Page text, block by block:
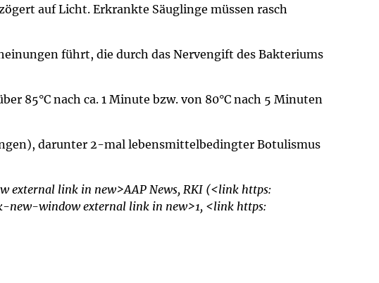
auf Licht. Erkrankte Säuglinge müssen rasch
führt, die durch das Nervengift des Bakteriums
85°C nach ca. 1 Minute bzw. von 80°C nach 5 Minuten
darunter 2-mal lebensmittelbedingter Botulismus
external link in new>AAP News, RKI (<link https:
new-window external link in new>1, <link https: